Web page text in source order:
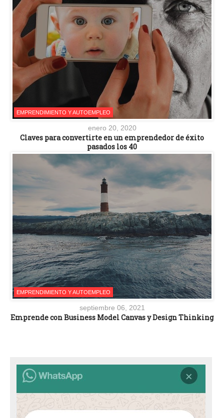
EMPRENDIMIENTO Y AUTOEMPLEO
enero 20, 2020
Claves para convertirte en un emprendedor de éxito
pasados los 40
EMPRENDIMIENTO Y AUTOEMPLEO
septiembre 06, 2021
Emprende con Business Model Canvas y Design Thinking